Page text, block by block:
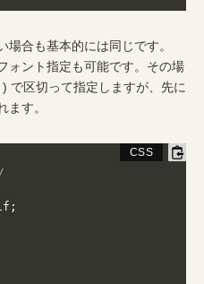
合も基本的には同じです。
ォント指定も可能です。その場
で区切って指定しますが、先に
ます。
;